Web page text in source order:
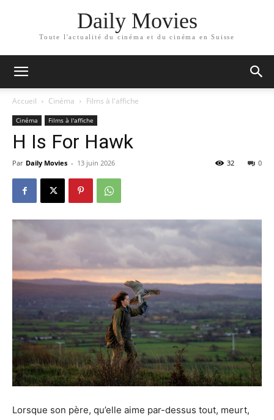
Daily Movies
Toute l'actualité du cinéma et du cinéma en Suisse
Accueil Cinéma Films à l'affiche
Cinéma Films à l'affiche
H Is For Hawk
Par Daily Movies - 13 juin 2026 0
32
Lorsque son père, qu’elle aime par-dessus tout, meurt,